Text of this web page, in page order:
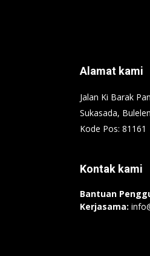
Alamat kami
Jalan Ki Barak
Sukasada,
Kode Pos: 81161
Kontak kami
Bantuan
Kerjasama: